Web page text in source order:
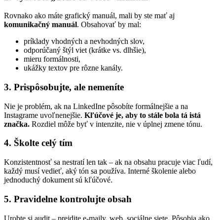
Rovnako ako máte grafický manuál, mali by ste mať aj
komunikačný manuál. Obsahovať by mal:
príklady vhodných a nevhodných slov,
odporúčaný štýl viet (krátke vs. dlhšie),
mieru formálnosti,
ukážky textov pre rôzne kanály.
3. Prispôsobujte, ale nemeníte
Nie je problém, ak na LinkedIne pôsobíte formálnejšie a na
Instagrame uvoľnenejšie. Kľúčové je, aby to stále bola tá istá
značka. Rozdiel môže byť v intenzite, nie v úplnej zmene tónu.
4. Školte celý tím
Konzistentnosť sa nestratí len tak – ak na obsahu pracuje viac ľudí,
každý musí vedieť, aký tón sa používa. Interné školenie alebo
jednoduchý dokument sú kľúčové.
5. Pravidelne kontrolujte obsah
Urobte si audit – prejdite e-maily, web, sociálne siete. Pôsobia ako